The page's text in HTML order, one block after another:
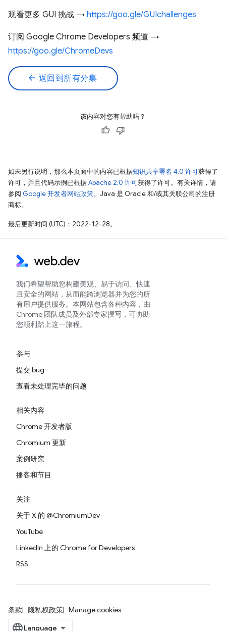
观看更多 GUI 挑战 → https://goo.gle/GUIchallenges
订阅 Google Chrome Developers 频道 →
https://goo.gle/ChromeDevs
arrow_back 返回到所有分集
该内容对您有帮助吗？
如未另行说明，那么本页面中的内容已根据知识共享署名 4.0 许可获得了
许可，并且代码示例已根据Apache 2.0 许可获得了许可。有关详情，请
参阅 Google 开发者网站政策。Java 是 Oracle 和/或其关联公司的注册
商标。
最后更新时间 (UTC)：2022-12-28。
我们希望帮助您构建美观、易于访问、快速
且安全的网站，从而能跨浏览器并为您的所
有用户提供服务。本网站包含各种内容，由
Chrome 团队成员及外部专家撰写，可协助
您顺利踏上这一旅程。
参与
提交 bug
查看未处理完毕的问题
相关内容
Chrome 开发者版
Chromium 更新
案例研究
播客和节目
关注
关于 X 的 @ChromiumDev
YouTube
LinkedIn 上的 Chrome for Developers
RSS
条款 隐私权政策 Manage cookies